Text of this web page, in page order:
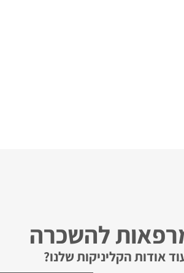
להשכרה
אודות הקליניקות שלנו?